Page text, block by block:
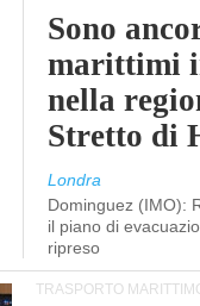
Sono
marittimi
nella
Stretto di
Londra
Dominguez (IMO):
il piano di
ripreso
TRASPORTO